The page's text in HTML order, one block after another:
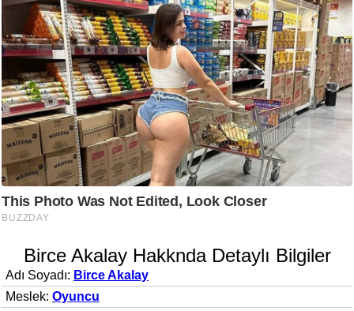
Birce Akalay Hakknda Detaylı Bilgiler
Adı Soyadı: Birce Akalay
Meslek: Oyuncu